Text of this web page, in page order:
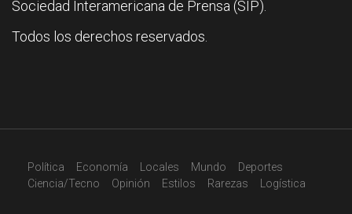
Sociedad Interamericana de Prensa (SIP).
Todos los derechos reservados.
Política Economía Locales Mundo
Deportes
Ciencia/Tecno
Opinión Estilos Rarezas Logística